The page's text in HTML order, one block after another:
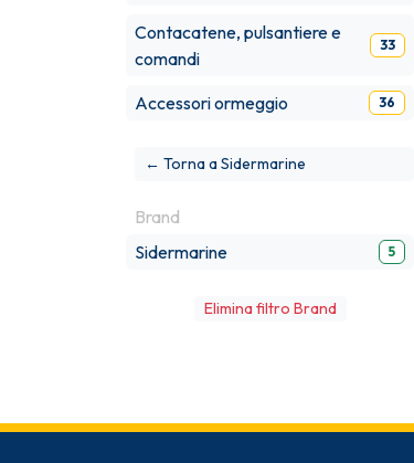
Contacatene, pulsantiere e
comandi
33
Accessori ormeggio 36
← Torna a Sidermarine
Brand
Sidermarine
5
Elimina filtro Brand